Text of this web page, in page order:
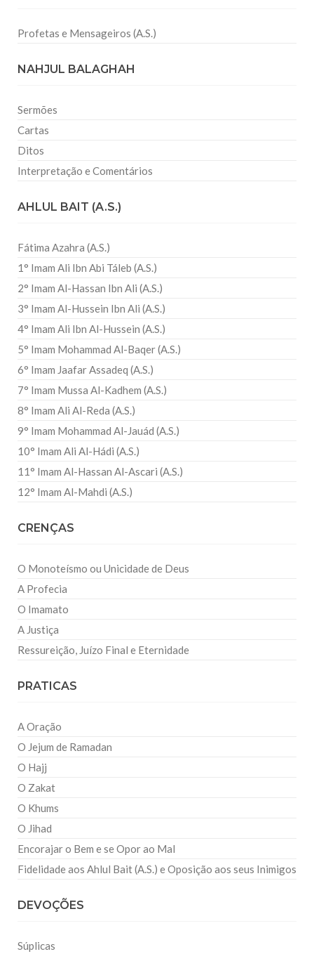
Profetas e Mensageiros (A.S.)
NAHJUL BALAGHAH
Sermões
Cartas
Ditos
Interpretação e Comentários
AHLUL BAIT (A.S.)
Fátima Azahra (A.S.)
1° Imam Ali Ibn Abi Táleb (A.S.)
2° Imam Al-Hassan Ibn Ali (A.S.)
3° Imam Al-Hussein Ibn Ali (A.S.)
4° Imam Ali Ibn Al-Hussein (A.S.)
5° Imam Mohammad Al-Baqer (A.S.)
6° Imam Jaafar Assadeq (A.S.)
7° Imam Mussa Al-Kadhem (A.S.)
8° Imam Ali Al-Reda (A.S.)
9° Imam Mohammad Al-Jauád (A.S.)
10° Imam Ali Al-Hádi (A.S.)
11° Imam Al-Hassan Al-Ascari (A.S.)
12° Imam Al-Mahdi (A.S.)
CRENÇAS
O Monoteísmo ou Unicidade de Deus
A Profecia
O Imamato
A Justiça
Ressureição, Juízo Final e Eternidade
PRATICAS
A Oração
O Jejum de Ramadan
O Hajj
O Zakat
O Khums
O Jihad
Encorajar o Bem e se Opor ao Mal
Fidelidade aos Ahlul Bait (A.S.) e Oposição aos seus Inimigos
DEVOÇÕES
Súplicas